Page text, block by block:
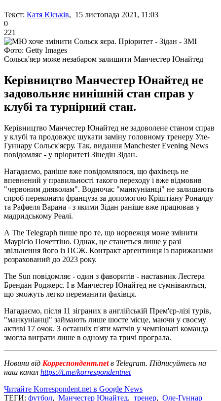
Текст: Катя Юськів, 15 листопада 2021, 11:03
0
221
Фото: Getty Images
Сольск'яєр може незабаром залишити Манчестер Юнайтед
Керівництво Манчестер Юнайтед не
задовольняє нинішній стан справ у
клубі та турнірний стан.
Керівництво Манчестер Юнайтед не задоволене станом справ
у клубі та продовжує шукати заміну головному тренеру Уле-
Гуннару Сольск'яєру. Так, видання Manchester Evening News
повідомляє - у пріоритеті Зінедін Зідан.
Нагадаємо, раніше вже повідомлялося, що фахівець не
впевнений у правильності такого переходу і вже відмовив
"червоним дияволам". Водночас "манкуніанці" не залишають
спроб переконати француза за допомогою Кріштіану Роналду
та Рафаеля Варана - з якими Зідан раніше вже працював у
мадридському Реалі.
А The Telegraph пише про те, що норвежця може змінити
Маурісіо Почеттіно. Однак, це станеться лише у разі
звільнення його із ПСЖ. Контракт аргентинця із парижанами
розрахований до 2023 року.
The Sun повідомляє - один з фаворитів - наставник Лестера
Брендан Роджерс. І в Манчестер Юнайтед не сумніваються,
що зможуть легко переманити фахівця.
Нагадаємо, після 11 зіграних в англійській Прем'єр-лізі турів,
"манкуніанці" займають лише шосте місце, маючи у своєму
активі 17 очок. З останніх п'яти матчів у чемпіонаті команда
змогла виграти лише в одному та тричі програла.
Новини від Корреспондент.netв Telegram. Підписуйтесь на
наш канал https://t.me/korrespondentnet
Читайте Korrespondent.net в Google News
ТЕГИ: футбол, Манчестер Юнайтед, тренер, Оле-Гуннар